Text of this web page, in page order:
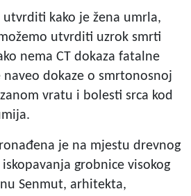
utvrditi kako je žena umrla,
utvrditi uzrok smrti
nema CT dokaza fatalne
dokaze o smrtonosnoj
vratu i bolesti srca kod
je na mjestu drevnog
grobnice visokog
Senmut, arhitekta,